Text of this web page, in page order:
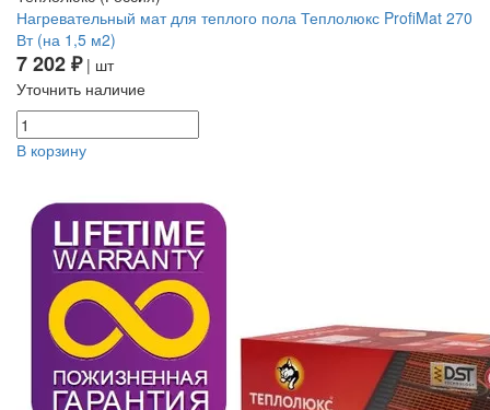
Нагревательный мат для теплого пола Теплолюкс ProfiMat 270
Вт (на 1,5 м2)
7 202 ₽| шт
Уточнить наличие
В корзину